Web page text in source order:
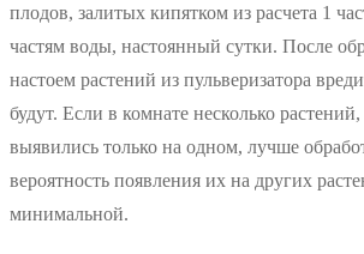
плодов, залитых кипятком из расчета 1
частям воды, настоянный сутки. После
настоем растений из пульверизатора
будут. Если в комнате несколько
выявились только на одном, лучше
вероятность появления их на других
минимальной.